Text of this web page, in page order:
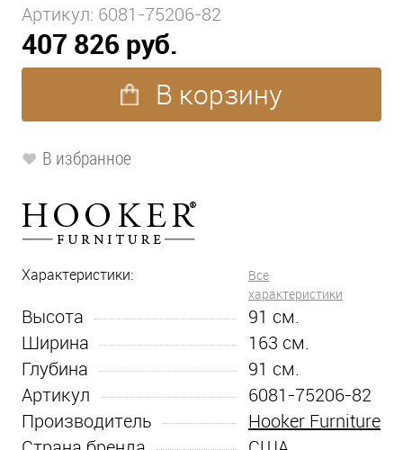
Артикул: 6081-75206-82
407 826 руб.
В корзину
В избранное
Характеристики:
Все
характеристики
Высота 91 см.
Ширина
163 см.
Глубина
91 см.
Артикул
6081-75206-82
Производитель
Hooker Furniture